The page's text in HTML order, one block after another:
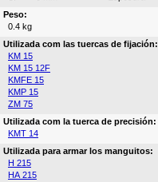
Peso:
0.4 kg
Utilizada com las tuercas de fijación:
KM 15
KM 15 12F
KMFE 15
KMP 15
ZM 75
Utilizada com la tuerca de precisión:
KMT 14
Utilizada para armar los manguitos:
H 215
HA 215